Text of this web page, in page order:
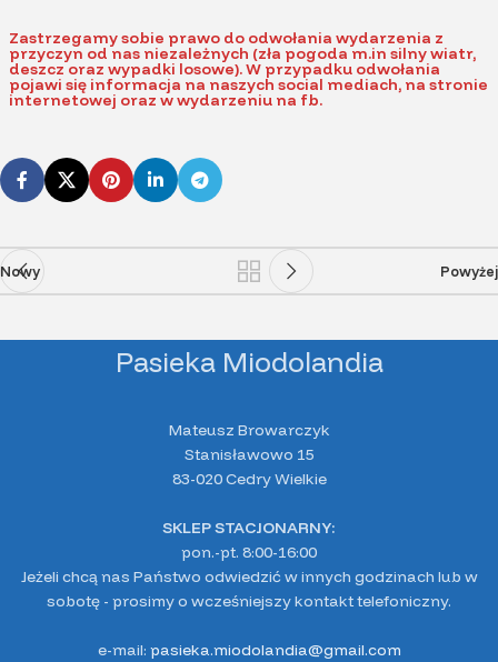
Zastrzegamy sobie prawo do odwołania wydarzenia z
przyczyn od nas niezależnych (zła pogoda m.in silny wiatr,
deszcz oraz wypadki losowe). W przypadku odwołania
pojawi się informacja na naszych social mediach, na stronie
internetowej oraz w wydarzeniu na fb.
Nowy Powyżej
Pasieka Miodolandia
Mateusz Browarczyk
Stanisławowo 15
83-020 Cedry Wielkie
SKLEP STACJONARNY:
pon.-pt. 8:00-16:00
Jeżeli chcą nas Państwo odwiedzić w innych godzinach lub w
sobotę - prosimy o wcześniejszy kontakt telefoniczny.
e-mail: pasieka.miodolandia@gmail.com